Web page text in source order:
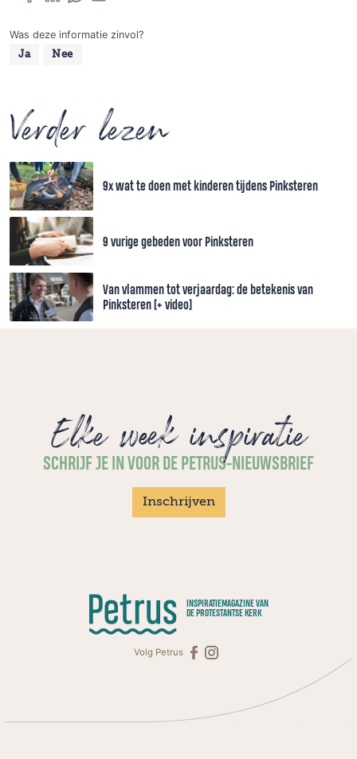
Was deze informatie zinvol?
Ja Nee
Verder lezen
9x wat te doen met kinderen tijdens Pinksteren
9 vurige gebeden voor Pinksteren
Van vlammen tot verjaardag: de betekenis van
Pinksteren [+ video]
Elke week inspiratie
SCHRIJF JE IN VOOR DE PETRUS-NIEUWSBRIEF
Inschrijven
INSPIRATIEMAGAZINE VAN
DE PROTESTANTSE KERK
Volg Petrus